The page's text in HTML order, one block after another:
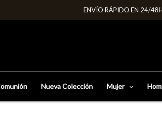
ENVÍO RÁPIDO EN 24/
Nueva Colección Mujer